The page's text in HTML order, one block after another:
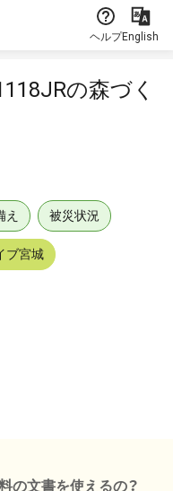
ヘルプEnglish
の森づく
え 被災状況
ブ宮城
の文書を使えるの？